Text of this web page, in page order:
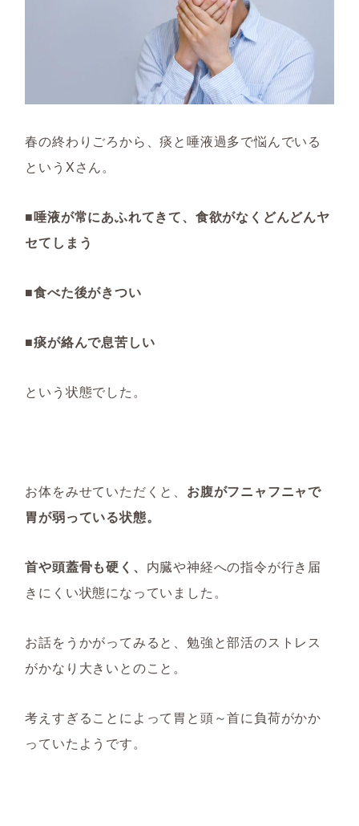
春の終わりごろから、痰と唾液過多で悩んでいる
というXさん。
■唾液が常にあふれてきて、食欲がなくどんどんヤ
セてしまう
■食べた後がきつい
■痰が絡んで息苦しい
という状態でした。
お体をみせていただくと、 お腹がフニャフニャで
胃が弱っている状態。
首や頭蓋骨も硬く、 内臓や神経への指令が行き届
きにくい状態になっていました。
お話をうかがってみると、勉強と部活のストレス
がかなり大きいとのこと。
考えすぎることによって胃と頭～首に負荷がかか
っていたようです。